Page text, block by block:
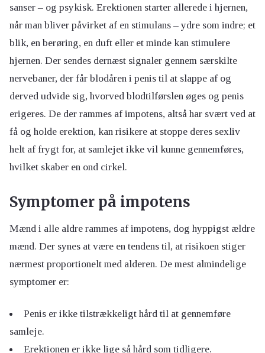
sanser – og psykisk. Erektionen starter allerede i hjernen,
når man bliver påvirket af en stimulans – ydre som indre; et
blik, en berøring, en duft eller et minde kan stimulere
hjernen. Der sendes dernæst signaler gennem særskilte
nervebaner, der får blodåren i penis til at slappe af og
derved udvide sig, hvorved blodtilførslen øges og penis
erigeres. De der rammes af impotens, altså har svært ved at
få og holde erektion, kan risikere at stoppe deres sexliv
helt af frygt for, at samlejet ikke vil kunne gennemføres,
hvilket skaber en ond cirkel.
Symptomer på impotens
Mænd i alle aldre rammes af impotens, dog hyppigst ældre
mænd. Der synes at være en tendens til, at risikoen stiger
nærmest proportionelt med alderen. De mest almindelige
symptomer er:
Penis er ikke tilstrækkeligt hård til at gennemføre
samleje.
Erektionen er ikke lige så hård som tidligere.